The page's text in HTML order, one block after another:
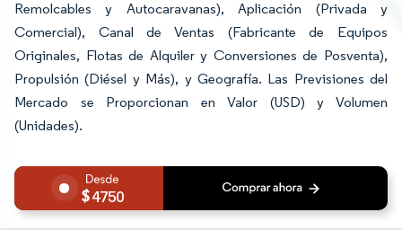
Remolcables y Autocaravanas), Aplicación (Privada y
Comercial), Canal de Ventas (Fabricante de Equipos
Originales, Flotas de Alquiler y Conversiones de Posventa),
Propulsión (Diésel y Más), y Geografía. Las Previsiones del
Mercado se Proporcionan en Valor (USD) y Volumen
(Unidades).
4750